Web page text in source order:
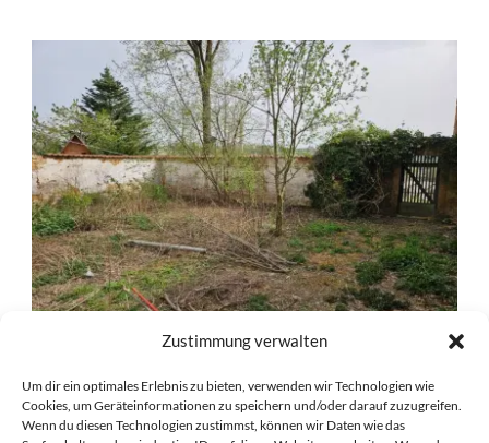
Zustimmung verwalten
Um dir ein optimales Erlebnis zu bieten, verwenden wir Technologien wie
Cookies, um Geräteinformationen zu speichern und/oder darauf zuzugreifen.
Wenn du diesen Technologien zustimmst, können wir Daten wie das
UNSER ARTENSCHUTZ-
BEGEGNUNGSGARTEN WIRD